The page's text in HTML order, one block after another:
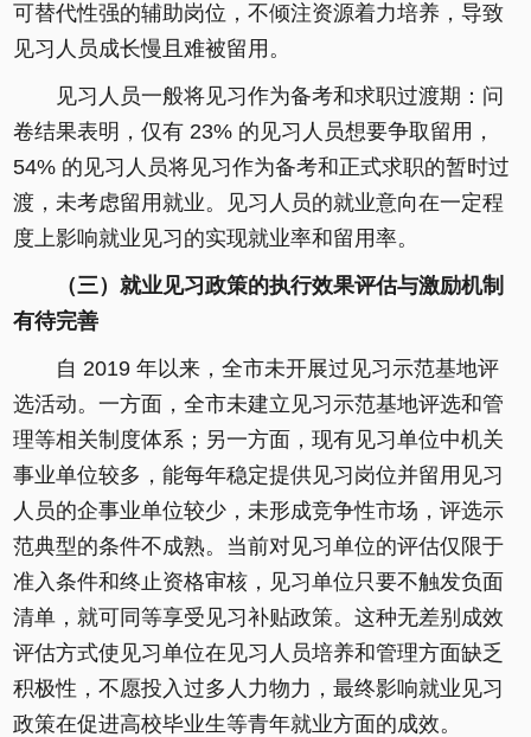
可替代性强的辅助岗位，不倾注资源着力培养，导致
见习人员成长慢且难被留用。
见习人员一般将见习作为备考和求职过渡期：问
卷结果表明，仅有 23% 的见习人员想要争取留用，
54% 的见习人员将见习作为备考和正式求职的暂时过
渡，未考虑留用就业。见习人员的就业意向在一定程
度上影响就业见习的实现就业率和留用率。
（三）就业见习政策的执行效果评估与激励机制
有待完善
自 2019 年以来，全市未开展过见习示范基地评
选活动。一方面，全市未建立见习示范基地评选和管
理等相关制度体系；另一方面，现有见习单位中机关
事业单位较多，能每年稳定提供见习岗位并留用见习
人员的企事业单位较少，未形成竞争性市场，评选示
范典型的条件不成熟。当前对见习单位的评估仅限于
准入条件和终止资格审核，见习单位只要不触发负面
清单，就可同等享受见习补贴政策。这种无差别成效
评估方式使见习单位在见习人员培养和管理方面缺乏
积极性，不愿投入过多人力物力，最终影响就业见习
政策在促进高校毕业生等青年就业方面的成效。